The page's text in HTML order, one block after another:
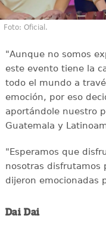
Foto: Oficial.
"Aunque no somos
este evento tiene la
todo el mundo a
emoción, por eso
aportándole nuestro
Guatemala y
"Esperamos que
nosotras disfrutamos
dijeron emocionadas
Dai Dai